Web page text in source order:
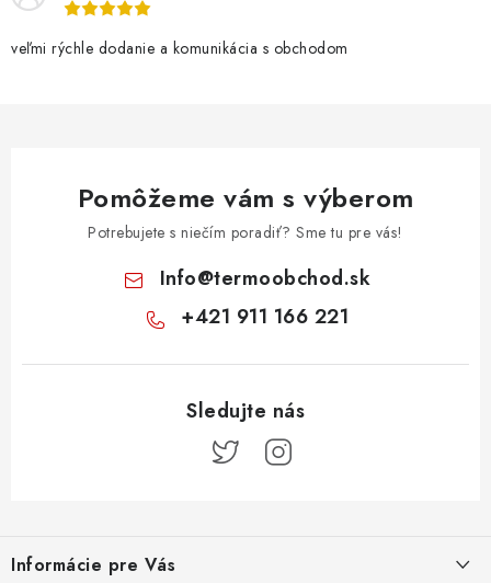
veľmi rýchle dodanie a komunikácia s obchodom
Pomôžeme vám s výberom
Potrebujete s niečím poradiť? Sme tu pre vás!
Info@termoobchod.sk
+421 911 166 221
Informácie pre Vás